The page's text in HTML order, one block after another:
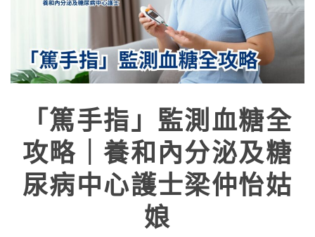
「篤手指」監測血糖全
攻略｜養和內分泌及糖
尿病中心護士梁仲怡姑
娘